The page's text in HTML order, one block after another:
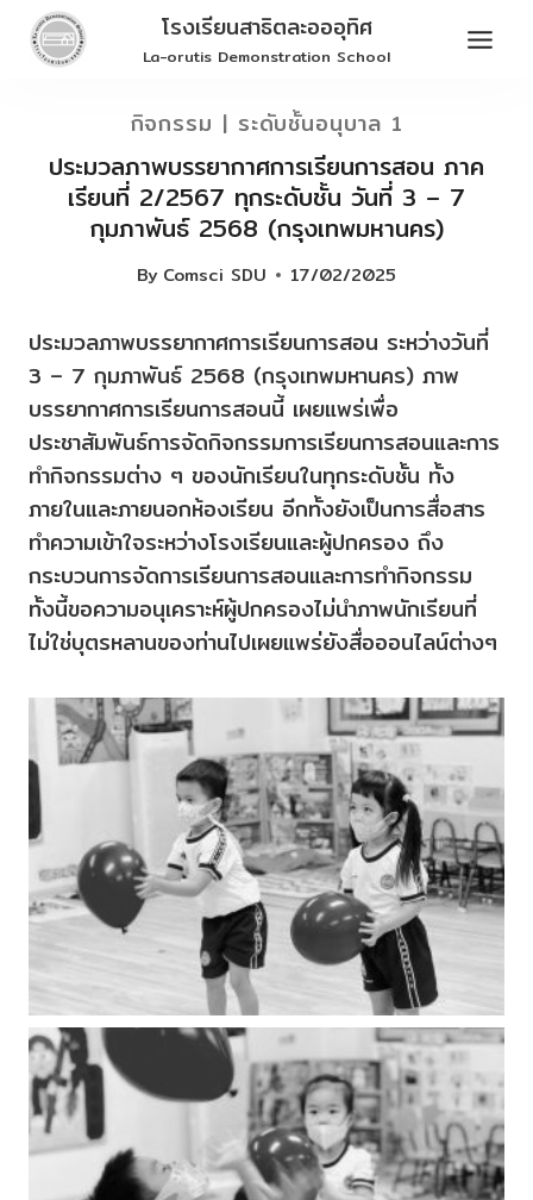
Skip
โรงเรียนสาธิตละอออุทิศ
La-orutis Demonstration School
กิจกรรม | ระดับชั้นอนุบาล 1
ประมวลภาพบรรยากาศการเรียนการสอน ภาค
เรียนที่ 2/2567 ทุกระดับชั้น วันที่ 3 – 7
กุมภาพันธ์ 2568 (กรุงเทพมหานคร)
By Comsci SDU 17/02/2025
ประมวลภาพบรรยากาศการเรียนการสอน ระหว่างวันที่
3 – 7 กุมภาพันธ์ 2568 (กรุงเทพมหานคร) ภาพ
บรรยากาศการเรียนการสอนนี้ เผยแพร่เพื่อ
ประชาสัมพันธ์การจัดกิจกรรมการเรียนการสอนและการ
ทำกิจกรรมต่าง ๆ ของนักเรียนในทุกระดับชั้น ทั้ง
ภายในและภายนอกห้องเรียน อีกทั้งยังเป็นการสื่อสาร
ทำความเข้าใจระหว่างโรงเรียนและผู้ปกครอง ถึง
กระบวนการจัดการเรียนการสอนและการทำกิจกรรม
ทั้งนี้ขอความอนุเคราะห์ผู้ปกครองไม่นำภาพนักเรียนที่
ไม่ใช่บุตรหลานของท่านไปเผยแพร่ยังสื่อออนไลน์ต่างๆ